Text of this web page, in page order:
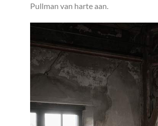
Pullman van harte aan.